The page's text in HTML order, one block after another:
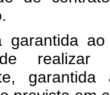
garantida
realizar